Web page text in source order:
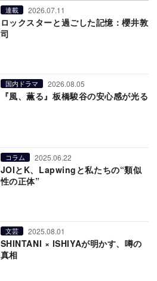
連載 2026.07.11
ロックスターと過ごした記憶：櫻井敦
司
国内ドラマ 2026.08.05
『風、薫る』板橋駿谷の安心感が光る
コラム 2025.06.22
JOIとK、Lapwingと私たちの“類似
性の正体”
文芸 2025.08.01
SHINTANI × ISHIYAが明かす、噂の
真相